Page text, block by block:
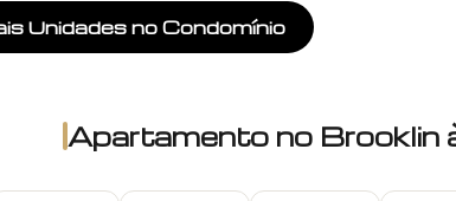
Unidades no Condomínio
Apartamento no Brooklin